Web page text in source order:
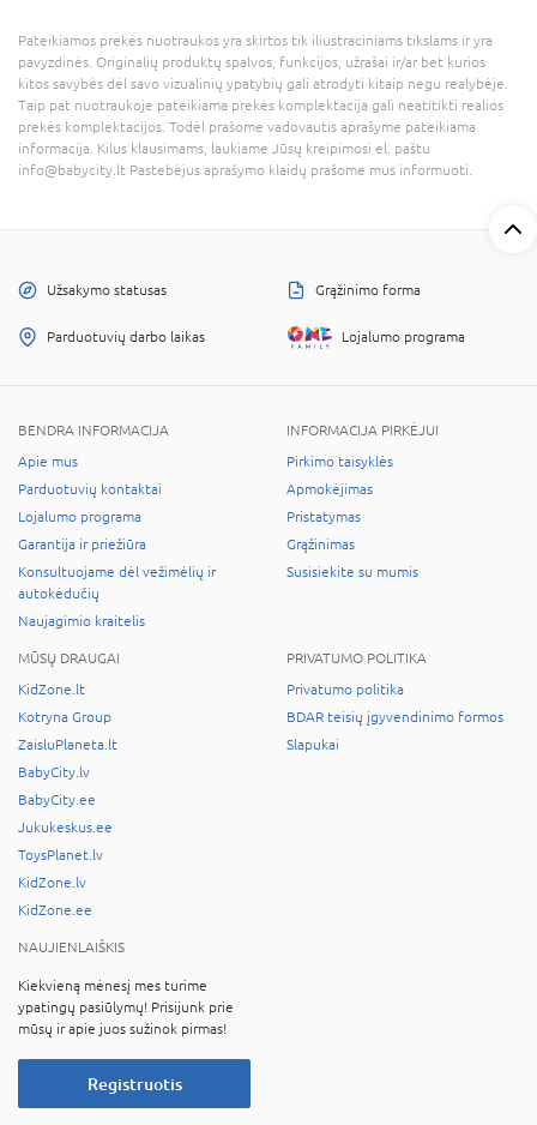
Pateikiamos prekės nuotraukos yra skirtos tik iliustraciniams tikslams ir yra
pavyzdinės. Originalių produktų spalvos, funkcijos, užrašai ir/ar bet kurios
kitos savybės dėl savo vizualinių ypatybių gali atrodyti kitaip negu realybėje.
Taip pat nuotraukoje pateikiama prekės komplektacija gali neatitikti realios
prekės komplektacijos. Todėl prašome vadovautis aprašyme pateikiama
informacija. Kilus klausimams, laukiame Jūsų kreipimosi el. paštu
info@babycity.lt Pastebėjus aprašymo klaidų prašome mus informuoti.
Užsakymo statusas Grąžinimo forma
Parduotuvių darbo laikas Lojalumo programa
BENDRA INFORMACIJA
Apie mus
Parduotuvių kontaktai
Lojalumo programa
Garantija ir priežiūra
Konsultuojame dėl vežimėlių ir
autokėdučių
Naujagimio kraitelis
INFORMACIJA PIRKĖJUI
Pirkimo taisyklės
Apmokėjimas
Pristatymas
Grąžinimas
Susisiekite su mumis
MŪSŲ DRAUGAI
KidZone.lt
Kotryna Group
ZaisluPlaneta.lt
BabyCity.lv
BabyCity.ee
Jukukeskus.ee
ToysPlanet.lv
KidZone.lv
KidZone.ee
PRIVATUMO POLITIKA
Privatumo politika
BDAR teisių įgyvendinimo formos
Slapukai
NAUJIENLAIŠKIS
Kiekvieną mėnesį mes turime
ypatingų pasiūlymų! Prisijunk prie
mūsų ir apie juos sužinok pirmas!
Registruotis